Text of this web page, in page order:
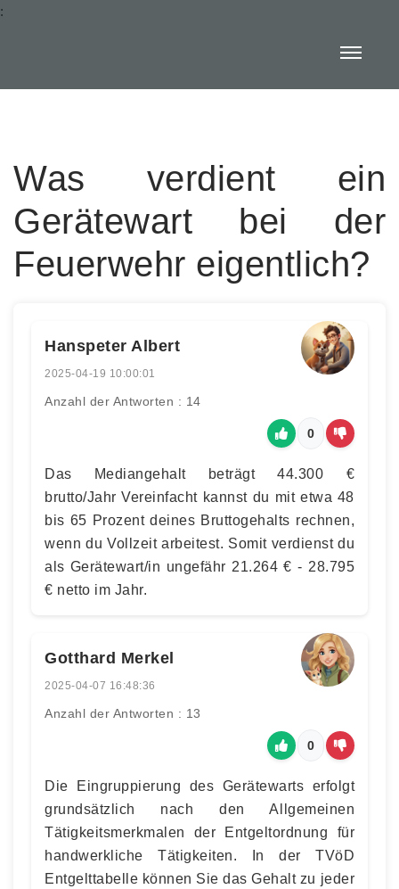
:
Was verdient ein
Gerätewart bei der
Feuerwehr eigentlich?
Hanspeter Albert
2025-04-19 10:00:01
Anzahl der Antworten : 14
0
Das Mediangehalt beträgt 44.300 €
brutto/Jahr Vereinfacht kannst du mit etwa 48
bis 65 Prozent deines Bruttogehalts rechnen,
wenn du Vollzeit arbeitest. Somit verdienst du
als Gerätewart/in ungefähr 21.264 € - 28.795
€ netto im Jahr.
Gotthard Merkel
2025-04-07 16:48:36
Anzahl der Antworten : 13
0
Die Eingruppierung des Gerätewarts erfolgt
grundsätzlich nach den Allgemeinen
Tätigkeitsmerkmalen der Entgeltordnung für
handwerkliche Tätigkeiten. In der TVöD
Entgelttabelle können Sie das Gehalt zu jeder